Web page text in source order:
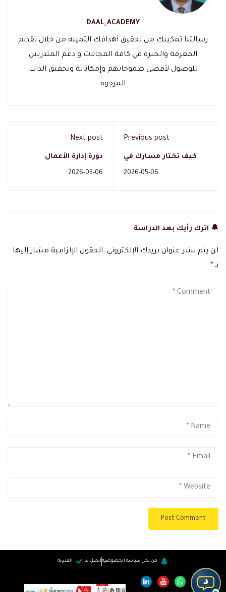
DAAL_ACADEMY
رسالتنا تمكينك من تحقيق أهدافك الثمينه من خلال تقديم
المعرفة والخبرة في كافة المجالات و دعم المتدربين
للوصول لأقصى طموحاتهم وإمكاناته وتحقيق الذات
المرجوه
Previous post
كيف تختار مسارك في
تخصص التغذية
2026-05-06
Next post
دورة إدارة الأعمال
المتكاملة - دال أكاديمي
2026-05-06
🔔 اترك رأيك بعد الدراسة
لن يتم نشر عنوان بريدك الإلكتروني. الحقول الإلزامية مشار إليها
بـ *
من نحن سياسة الخصوصية اتصل بنا المدونة
د